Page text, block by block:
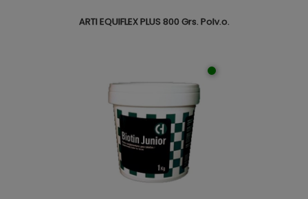
ARTI EQUIFLEX PLUS 800 Grs. Polv.o.